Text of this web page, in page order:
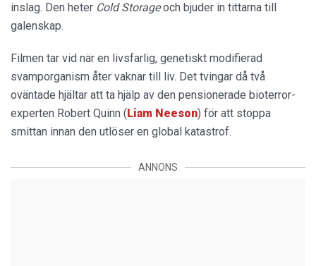
inslag. Den heter Cold Storageoch bjuder in tittarna till
galenskap.
Filmen tar vid när en livsfarlig, genetiskt modifierad
svamporganism åter vaknar till liv. Det tvingar då två
oväntade hjältar att ta hjälp av den pensionerade bioterror-
experten Robert Quinn (Liam Neeson) för att stoppa
smittan innan den utlöser en global katastrof.
ANNONS